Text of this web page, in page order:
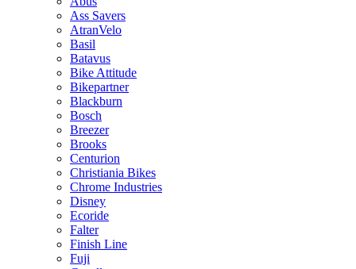
Ass Savers
AtranVelo
Basil
Batavus
Bike Attitude
Bikepartner
Blackburn
Bosch
Breezer
Brooks
Centurion
Christiania Bikes
Chrome Industries
Disney
Ecoride
Falter
Finish Line
Fuji